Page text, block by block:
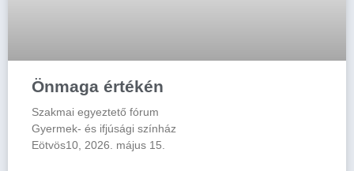
Önmaga értékén
Szakmai egyeztető fórum
Gyermek- és ifjúsági színház
Eötvös10, 2026. május 15.